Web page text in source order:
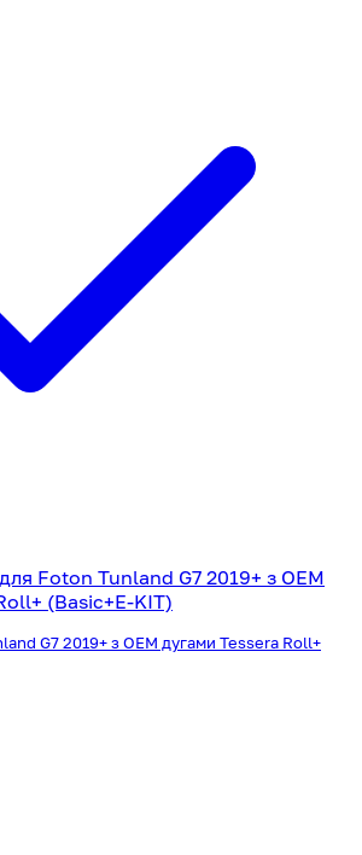
G7 2019+ з OEM дугами Tessera Roll+